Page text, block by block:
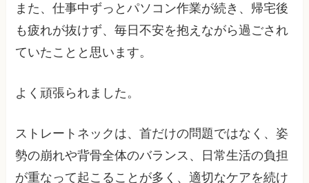
また、仕事中ずっとパソコン作業が続き、帰宅後
も疲れが抜けず、毎日不安を抱えながら過ごされ
ていたことと思います。
よく頑張られました。
ストレートネックは、首だけの問題ではなく、姿
勢の崩れや背骨全体のバランス、日常生活の負担
が重なって起こることが多く、適切なケアを続け